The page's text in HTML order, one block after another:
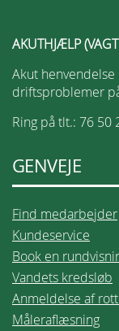
AKUTHJÆLP
Akut
driftsproblemer
Ring på tlt.: 76 50
GENVEJE
Find medarbejder
Kundeservice
Book en
Vandets kredsløb
Anmeldelse af
Måleraflæsning